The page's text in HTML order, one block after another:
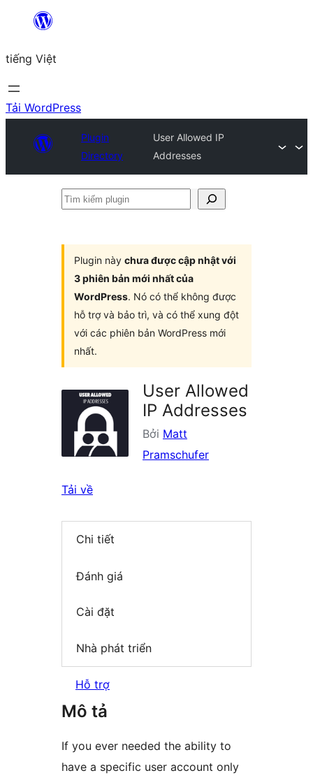
Chuyển
phần
nội
dung
tiếng Việt
Tải WordPress
Plugin
Directory
User Allowed IP
Addresses
Tìm
Plugin này chưa được cập nhật với
3 phiên bản mới nhất của
WordPress. Nó có thể không được
hỗ trợ và bảo trì, và có thể xung đột
với các phiên bản WordPress mới
nhất.
User Allowed
IP Addresses
Bởi Matt
Pramschufer
Tải về
Chi tiết
Đánh giá
Cài đặt
Nhà phát triển
Hỗ trợ
Mô tả
If you ever needed the ability to
have a specific user account only